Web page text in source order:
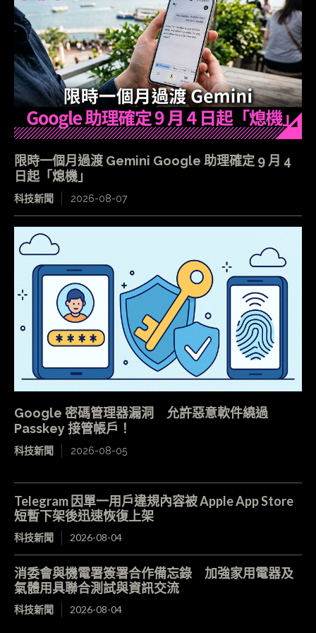
限時一個月過渡 Gemini Google 助理確定 9 月 4
日起「熄機」
科技新聞 2026-08-07
Google 密碼管理器漏洞 允許惡意軟件繞過
Passkey 接管帳戶！
科技新聞 2026-08-05
Telegram 因單一用戶違規內容被 Apple App Store
短暫下架後迅速恢復上架
科技新聞 2026-08-04
消委會與機電署簽署合作備忘錄 加強家用電器及
氣體用具聯合測試與資訊交流
科技新聞 2026-08-04